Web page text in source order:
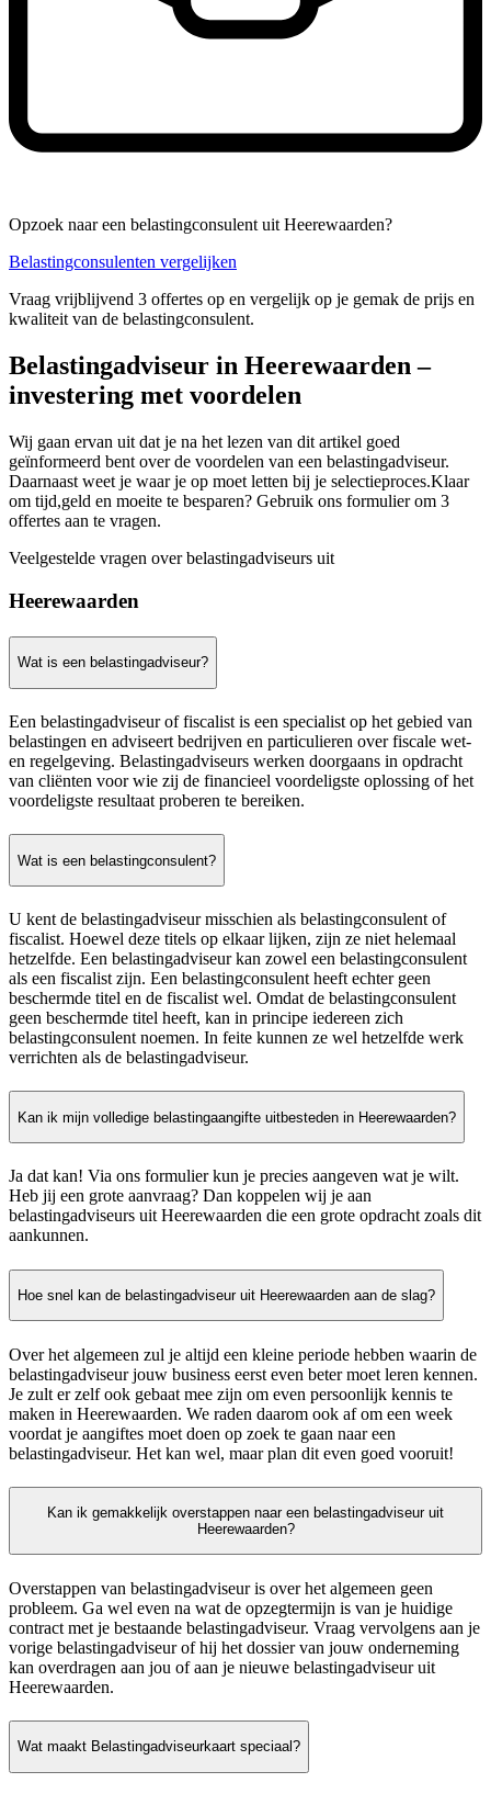
Opzoek naar een belastingconsulent uit Heerewaarden?
Belastingconsulenten vergelijken
Vraag vrijblijvend 3 offertes op en vergelijk op je gemak de prijs en
kwaliteit van de belastingconsulent.
Belastingadviseur in Heerewaarden –
investering met voordelen
Wij gaan ervan uit dat je na het lezen van dit artikel goed
geïnformeerd bent over de voordelen van een belastingadviseur.
Daarnaast weet je waar je op moet letten bij je selectieproces.Klaar
om tijd,geld en moeite te besparen? Gebruik ons formulier om 3
offertes aan te vragen.
Veelgestelde vragen over belastingadviseurs uit
Heerewaarden
Wat is een belastingadviseur?
Een belastingadviseur of fiscalist is een specialist op het gebied van
belastingen en adviseert bedrijven en particulieren over fiscale wet-
en regelgeving. Belastingadviseurs werken doorgaans in opdracht
van cliënten voor wie zij de financieel voordeligste oplossing of het
voordeligste resultaat proberen te bereiken.
Wat is een belastingconsulent?
U kent de belastingadviseur misschien als belastingconsulent of
fiscalist. Hoewel deze titels op elkaar lijken, zijn ze niet helemaal
hetzelfde. Een belastingadviseur kan zowel een belastingconsulent
als een fiscalist zijn. Een belastingconsulent heeft echter geen
beschermde titel en de fiscalist wel. Omdat de belastingconsulent
geen beschermde titel heeft, kan in principe iedereen zich
belastingconsulent noemen. In feite kunnen ze wel hetzelfde werk
verrichten als de belastingadviseur.
Kan ik mijn volledige belastingaangifte uitbesteden in Heerewaarden?
Ja dat kan! Via ons formulier kun je precies aangeven wat je wilt.
Heb jij een grote aanvraag? Dan koppelen wij je aan
belastingadviseurs uit Heerewaarden die een grote opdracht zoals dit
aankunnen.
Hoe snel kan de belastingadviseur uit Heerewaarden aan de slag?
Over het algemeen zul je altijd een kleine periode hebben waarin de
belastingadviseur jouw business eerst even beter moet leren kennen.
Je zult er zelf ook gebaat mee zijn om even persoonlijk kennis te
maken in Heerewaarden. We raden daarom ook af om een week
voordat je aangiftes moet doen op zoek te gaan naar een
belastingadviseur. Het kan wel, maar plan dit even goed vooruit!
Kan ik gemakkelijk overstappen naar een belastingadviseur uit
Heerewaarden?
Overstappen van belastingadviseur is over het algemeen geen
probleem. Ga wel even na wat de opzegtermijn is van je huidige
contract met je bestaande belastingadviseur. Vraag vervolgens aan je
vorige belastingadviseur of hij het dossier van jouw onderneming
kan overdragen aan jou of aan je nieuwe belastingadviseur uit
Heerewaarden.
Wat maakt Belastingadviseurkaart speciaal?